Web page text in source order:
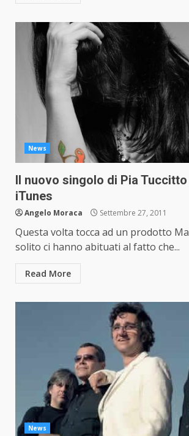
News
Il nuovo singolo di Pia
iTunes
Angelo Moraca Settembre 27, 2011
Questa volta tocca ad un prodotto
solito ci hanno abituati al fatto che...
Read More
News